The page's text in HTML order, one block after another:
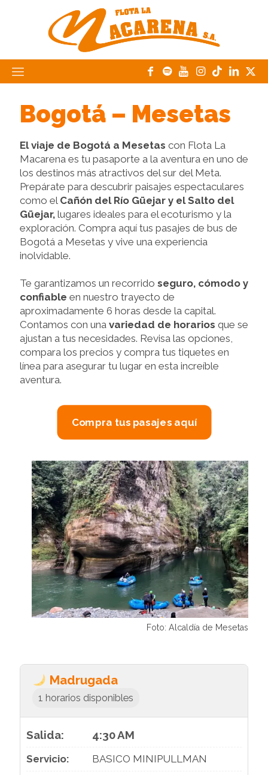
Bogotá – Mesetas
El viaje de Bogotá a Mesetas con Flota La
Macarena es tu pasaporte a la aventura en uno de
los destinos más atractivos del sur del Meta.
Prepárate para descubrir paisajes espectaculares
como el Cañón del Río Güejar y el Salto del
Güejar, lugares ideales para el ecoturismo y la
exploración. Compra aquí tus pasajes de bus de
Bogotá a Mesetas y vive una experiencia
inolvidable.
Te garantizamos un recorrido seguro, cómodo y
confiable en nuestro trayecto de
aproximadamente 6 horas desde la capital.
Contamos con una variedad de horarios que se
ajustan a tus necesidades. Revisa las opciones,
compara los precios y compra tus tiquetes en
línea para asegurar tu lugar en esta increíble
aventura.
Compra tus pasajes aquí
Foto: Alcaldía de Mesetas
Madrugada
1 horarios disponibles
4:30 AM
BASICO MINIPULLMAN